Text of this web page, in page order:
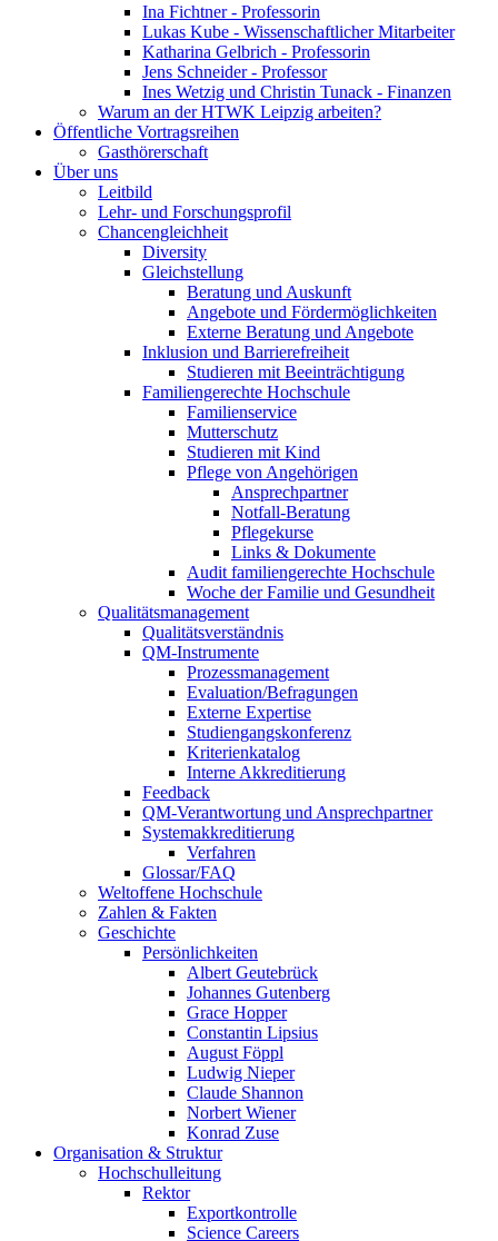
Ina Fichtner - Professorin
Lukas Kube - Wissenschaftlicher Mitarbeiter
Katharina Gelbrich - Professorin
Jens Schneider - Professor
Ines Wetzig und Christin Tunack - Finanzen
Warum an der HTWK Leipzig arbeiten?
Öffentliche Vortragsreihen
Gasthörerschaft
Über uns
Leitbild
Lehr- und Forschungsprofil
Chancengleichheit
Diversity
Gleichstellung
Beratung und Auskunft
Angebote und Fördermöglichkeiten
Externe Beratung und Angebote
Inklusion und Barrierefreiheit
Studieren mit Beeinträchtigung
Familiengerechte Hochschule
Familienservice
Mutterschutz
Studieren mit Kind
Pflege von Angehörigen
Ansprechpartner
Notfall-Beratung
Pflegekurse
Links & Dokumente
Audit familiengerechte Hochschule
Woche der Familie und Gesundheit
Qualitätsmanagement
Qualitätsverständnis
QM-Instrumente
Prozessmanagement
Evaluation/Befragungen
Externe Expertise
Studiengangskonferenz
Kriterienkatalog
Interne Akkreditierung
Feedback
QM-Verantwortung und Ansprechpartner
Systemakkreditierung
Verfahren
Glossar/FAQ
Weltoffene Hochschule
Zahlen & Fakten
Geschichte
Persönlichkeiten
Albert Geutebrück
Johannes Gutenberg
Grace Hopper
Constantin Lipsius
August Föppl
Ludwig Nieper
Claude Shannon
Norbert Wiener
Konrad Zuse
Organisation & Struktur
Hochschulleitung
Rektor
Exportkontrolle
Science Careers